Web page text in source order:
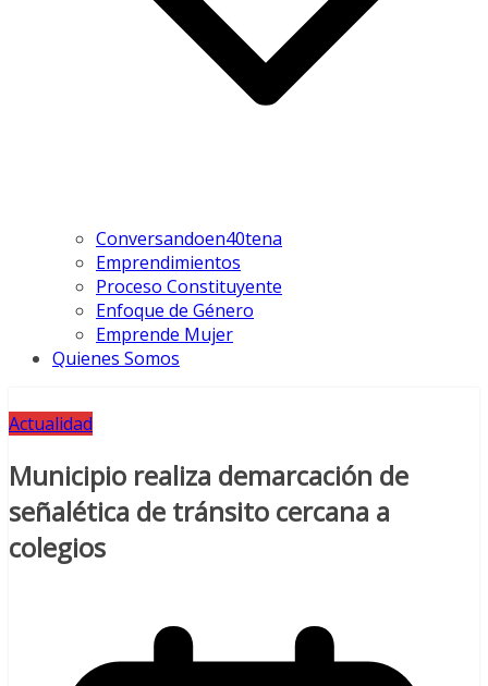
Conversandoen40tena
Emprendimientos
Proceso Constituyente
Enfoque de Género
Emprende Mujer
Quienes Somos
Actualidad
Municipio realiza demarcación de
señalética de tránsito cercana a
colegios